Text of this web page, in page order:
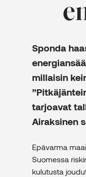
Sponda
millaisin
tarjoavat
Airaksinen
Epävarma
Suomessa
kulutusta